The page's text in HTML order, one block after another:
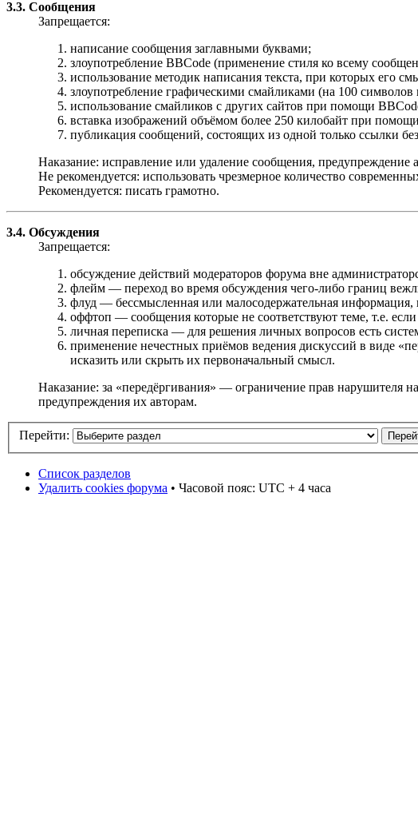
3.3. Сообщения
Запрещается:
написание сообщения заглавными буквами;
злоупотребление BBCode (применение стиля ко всему
использование методик написания текста, при которых его
злоупотребление графическими смайликами (на 100 символов
использование смайликов с других сайтов при помощи
вставка изображений объёмом более 250 килобайт при
публикация сообщений, состоящих из одной только ссылки
Наказание: исправление или удаление сообщения,
Не рекомендуется: использовать чрезмерное количество
Рекомендуется: писать грамотно.
3.4. Обсуждения
Запрещается:
обсуждение действий модераторов форума вне
флейм — переход во время обсуждения чего-либо границ
флуд — бессмысленная или малосодержательная информация,
оффтоп — сообщения которые не соответствуют теме, т.е.
личная переписка — для решения личных вопросов есть
применение нечестных приёмов ведения дискуссий в виде
исказить или скрыть их первоначальный смысл.
Наказание: за «передёргивания» — ограничение прав нарушителя
предупреждения их авторам.
Перейти:
Список разделов
Удалить cookies форума • Часовой пояс: UTC + 4 часа